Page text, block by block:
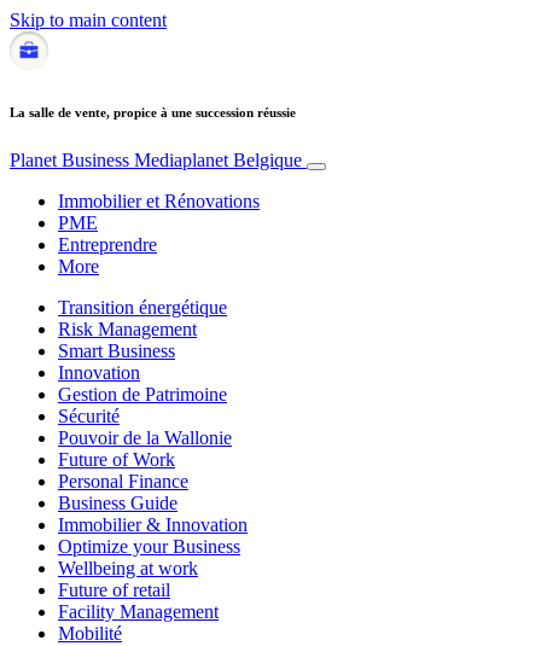
Skip to main content
La salle de vente, propice à une succession réussie
Planet Business Mediaplanet Belgique
Immobilier et Rénovations
PME
Entreprendre
More
Transition énergétique
Risk Management
Smart Business
Innovation
Gestion de Patrimoine
Sécurité
Pouvoir de la Wallonie
Future of Work
Personal Finance
Business Guide
Immobilier & Innovation
Optimize your Business
Wellbeing at work
Future of retail
Facility Management
Mobilité